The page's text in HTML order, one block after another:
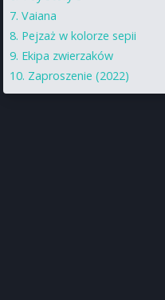
Vaiana
Pejzaż w kolorze sepii
Ekipa zwierzaków
Zaproszenie (2022)